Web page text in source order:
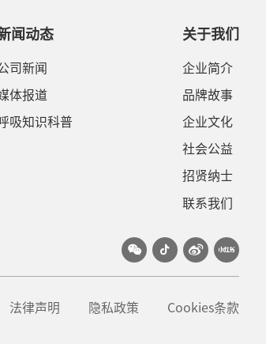
闻动态
司新闻
体报道
吸知识科普
关于我们
企业简介
品牌故事
企业文化
社会公益
招贤纳士
联系我们
法律声明 隐私政策 Cookies条款